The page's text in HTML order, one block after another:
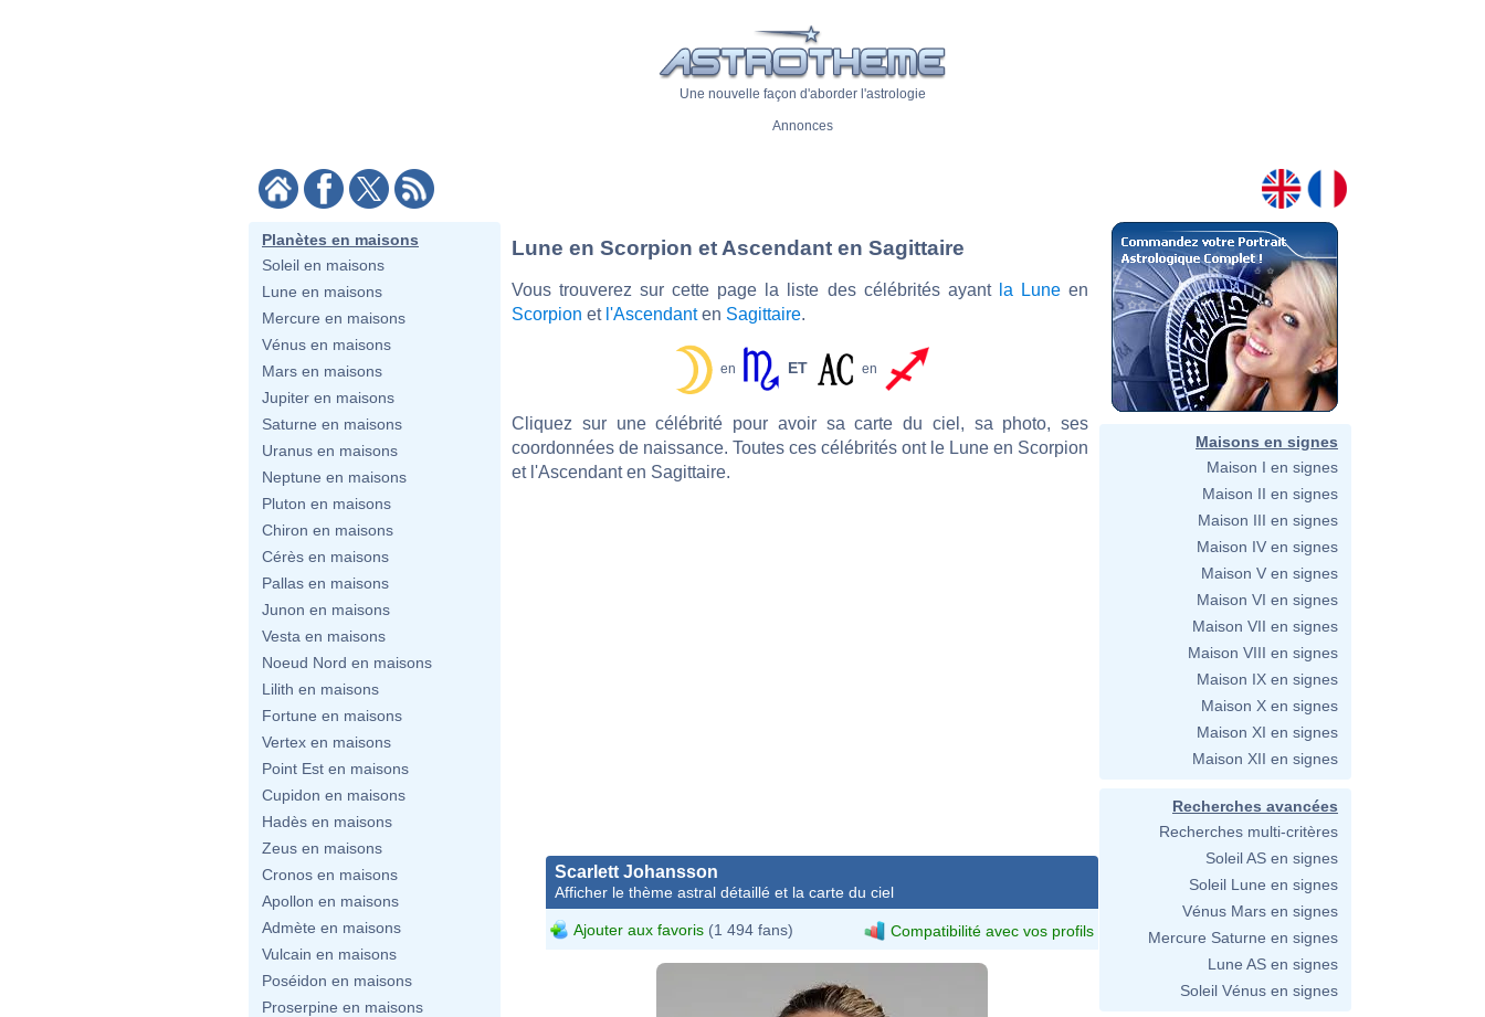
Une nouvelle façon d'aborder l'astrologie
Annonces
Planètes en maisons
Soleil en maisons
Lune en maisons
Mercure en maisons
Vénus en maisons
Mars en maisons
Jupiter en maisons
Saturne en maisons
Uranus en maisons
Neptune en maisons
Pluton en maisons
Chiron en maisons
Cérès en maisons
Pallas en maisons
Junon en maisons
Vesta en maisons
Noeud Nord en maisons
Lilith en maisons
Fortune en maisons
Vertex en maisons
Point Est en maisons
Cupidon en maisons
Hadès en maisons
Zeus en maisons
Cronos en maisons
Apollon en maisons
Admète en maisons
Vulcain en maisons
Poséidon en maisons
Proserpine en maisons
Lune en Scorpion et Ascendant en Sagittaire
Vous trouverez sur cette page la liste des célébrités ayant la Luneen
Scorpion et l'Ascendanten Sagittaire.
en ET en
Cliquez sur une célébrité pour avoir sa carte du ciel, sa photo, ses
coordonnées de naissance. Toutes ces célébrités ont le Lune en Scorpion
et l'Ascendant en Sagittaire.
Scarlett Johansson
Afficher le thème astral détaillé et la carte du ciel
Ajouter aux favoris (1 494 fans) Compatibilité avec vos profils
Maisons en signes
Maison I en signes
Maison II en signes
Maison III en signes
Maison IV en signes
Maison V en signes
Maison VI en signes
Maison VII en signes
Maison VIII en signes
Maison IX en signes
Maison X en signes
Maison XI en signes
Maison XII en signes
Recherches avancées
Recherches multi-critères
Soleil AS en signes
Soleil Lune en signes
Vénus Mars en signes
Mercure Saturne en signes
Lune AS en signes
Soleil Vénus en signes